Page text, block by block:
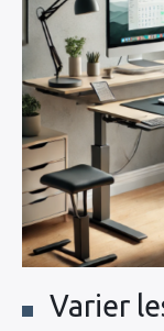
Varier